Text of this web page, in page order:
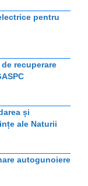
pentru
recuperare
și
ale Naturii
autogunoiere